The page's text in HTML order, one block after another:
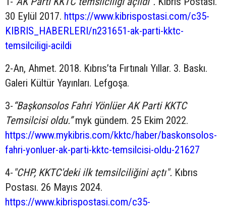
30 Eylül 2017. https://www.kibrispostasi.com/c35-
KIBRIS_HABERLERI/n231651-ak-parti-kktc-
temsilciligi-acildi
2-An, Ahmet. 2018. Kıbrıs’ta Fırtınalı Yıllar. 3. Baskı.
Galeri Kültür Yayınları. Lefgoşa.
3- “Başkonsolos Fahri Yönlüer AK Parti KKTC
Temsilcisi oldu.”myk gündem. 25 Ekim 2022.
https://www.mykibris.com/kktc/haber/baskonsolos-
fahri-yonluer-ak-parti-kktc-temsilcisi-oldu-21627
4- "CHP, KKTC'deki ilk temsilciliğini açtı". Kıbrıs
Postası. 26 Mayıs 2024.
https://www.kibrispostasi.com/c35-